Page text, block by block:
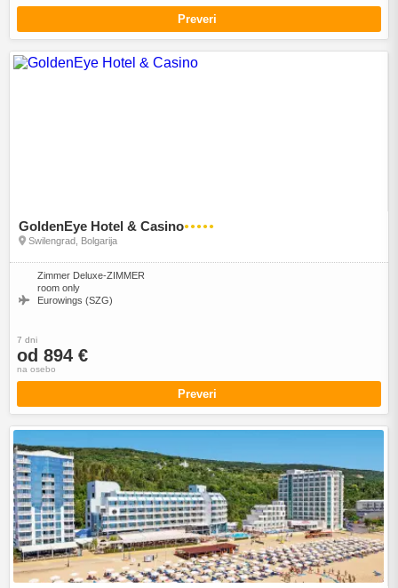
Preveri
GoldenEye Hotel & Casino●●●●●
Swilengrad, Bolgarija
Zimmer Deluxe-ZIMMER
room only
Eurowings (SZG)
7 dni
od 894 €
na osebo
Preveri